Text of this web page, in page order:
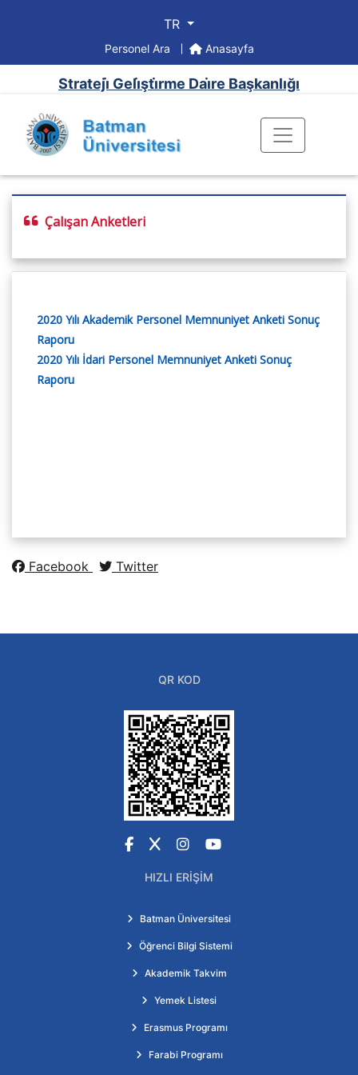
TR
Personel Ara Anasayfa
Strateji̇ Geli̇şti̇rme Dai̇re Başkanlığı
Çalışan Anketleri
2020 Yılı Akademik Personel Memnuniyet Anketi Sonuç
Raporu
2020 Yılı İdari Personel Memnuniyet Anketi Sonuç
Raporu
Facebook Twitter
QR KOD
Facebook
X Instagram
YouTube
HIZLI ERIŞIM
Batman Üniversitesi
Öğrenci Bilgi Sistemi
Akademik Takvim
Yemek Listesi
Erasmus Programı
Farabi Programı